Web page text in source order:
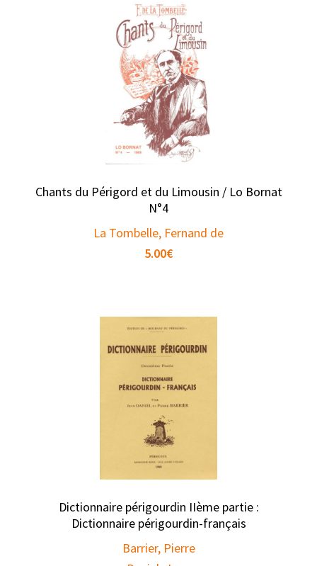
Chants du Périgord et du Limousin / Lo Bornat
N°4
La Tombelle, Fernand de
5.00€
Dictionnaire périgourdin IIème partie :
Dictionnaire périgourdin-français
Barrier, Pierre